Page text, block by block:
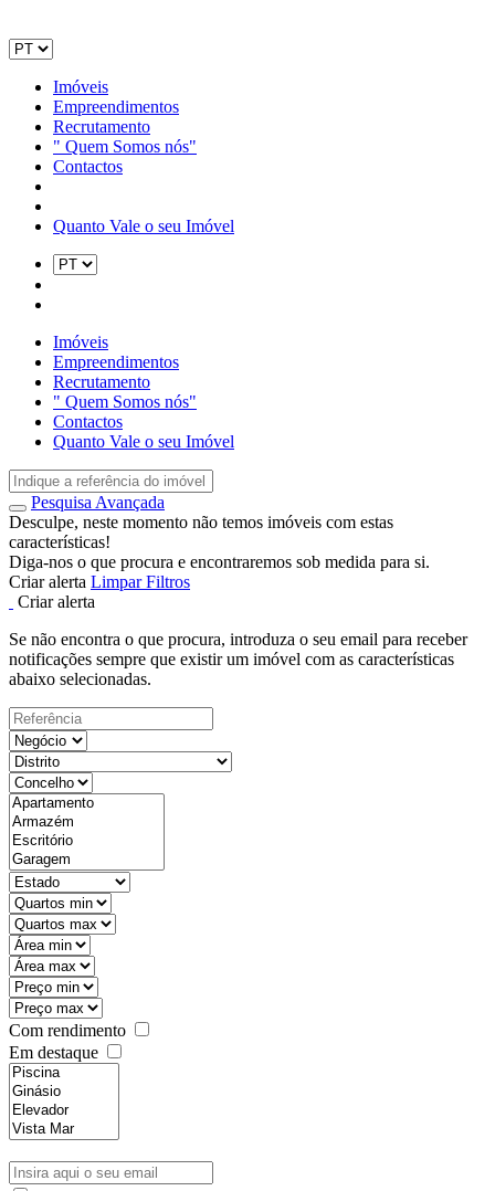
Imóveis
Empreendimentos
Recrutamento
" Quem Somos nós"
Contactos
Quanto Vale o seu Imóvel
Imóveis
Empreendimentos
Recrutamento
" Quem Somos nós"
Contactos
Quanto Vale o seu Imóvel
Pesquisa Avançada
Desculpe, neste momento não temos imóveis com estas
características!
Diga-nos o que procura e encontraremos sob medida para si.
Criar alerta Limpar Filtros
Criar alerta
Se não encontra o que procura, introduza o seu email para receber
notificações sempre que existir um imóvel com as características
abaixo selecionadas.
Com rendimento
Em destaque